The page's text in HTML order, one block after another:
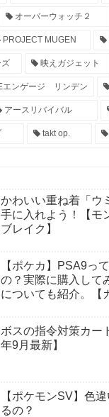
オーバーウォッチ２
PROJECT MUGEN
ズ 映えガジェット
エンゲージ リンデン
アースリバイバル
takt op.
かわいい重ね着「ウ
手に入れよう！【モ
ブレイク】
【ポケカ】PSA9っ
の？実際に購入して
についても紹介。【
ボスの指令対策カー
年9月最新】
【ポケモンSV】色
るの？